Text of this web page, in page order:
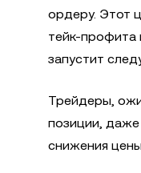
ордеру. Этот
тейк-профита
запустит
Трейдеры,
позиции, даже
снижения